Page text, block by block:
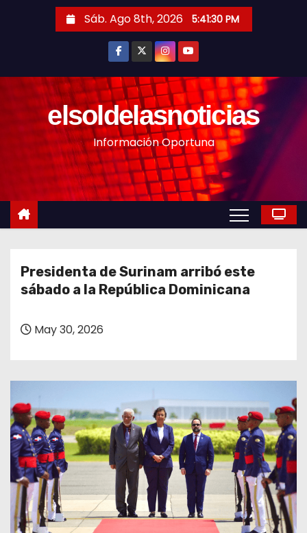
n
Sáb. Ago 8th, 2026 5:41:32 PM
elsoldelasnoticias
Información Oportuna
Presidenta de Surinam arribó este
sábado a la República Dominicana
May 30, 2026